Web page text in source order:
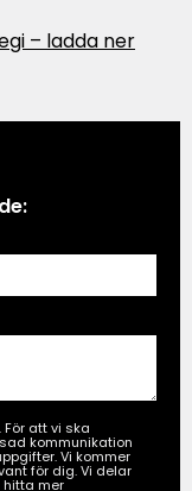
– ladda ner
att vi ska
kommunikation
Vi kommer
för dig. Vi delar
hitta mer